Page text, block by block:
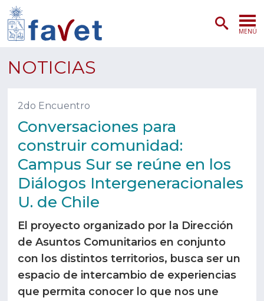
MENÚ
POSTGRADO
INVESTIGACIÓN
SERVICIOS VETERINARIOS
FACULTAD
Estudiantes Funcionarios
NOTICIAS
2do Encuentro
Conversaciones para
construir comunidad:
Campus Sur se reúne en los
Diálogos Intergeneracionales
U. de Chile
El proyecto organizado por la Dirección
de Asuntos Comunitarios en conjunto
con los distintos territorios, busca ser un
espacio de intercambio de experiencias
que permita conocer lo que nos une